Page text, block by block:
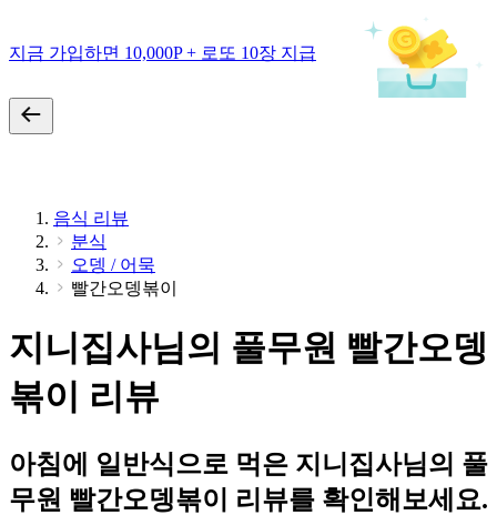
지금 가입하면 10,000P + 로또 10장 지급
음식 리뷰
분식
오뎅 / 어묵
빨간오뎅볶이
지니집사님의 풀무원 빨간오뎅
볶이 리뷰
아침에 일반식으로 먹은 지니집사님의 풀
무원 빨간오뎅볶이 리뷰를 확인해보세요.